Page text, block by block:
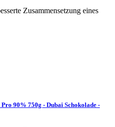
Zusammensetzung eines
90% 750g - Dubai Schokolade -